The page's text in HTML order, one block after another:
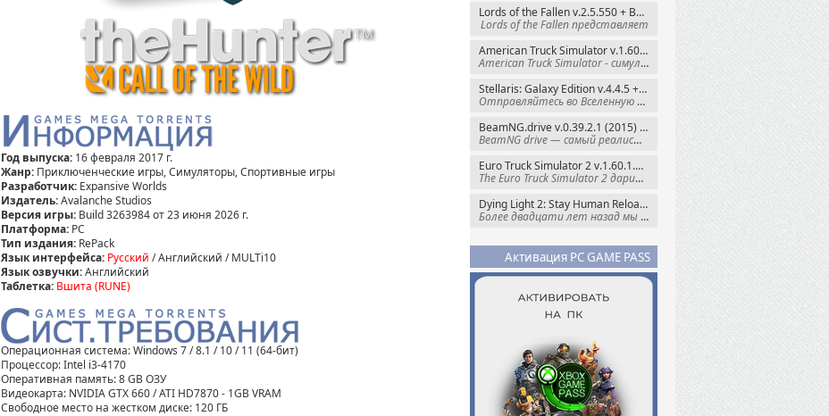
Lords of the Fallen v.2.5.550 + Все DLC (2023) Пиратка
Lords of the Fallen представляет
American Truck Simulator v.1.60.1.8s + Все DLC (2016) Пиратка
American Truck Simulator - симулятор
Stellaris: Galaxy Edition v.4.4.5 + Все DLC (2016) Пиратка
Отправляйтесь во Вселенную полную чудес и
BeamNG.drive v.0.39.2.1 (2015) RePack
BeamNG drive — самый реалистичный
Euro Truck Simulator 2 v.1.60.1.7s + Все DLC (2012) Пиратка
The Euro Truck Simulator 2 дарит вам опыт
Dying Light 2: Stay Human Reloaded Edition v.1.28.3 + Все DLC (2022) RePack
Более двадцати лет назад мы пытались
Активация PC GAME PASS
Год выпуска: 16 февраля 2017 г.
Жанр: Приключенческие игры, Симуляторы, Спортивные игры
Разработчик: Expansive Worlds
Издатель:Avalanche Studios
Версия игры: Build 3263984 от 23 июня 2026 г.
Платформа: PC
Тип издания: RePack
Язык интерфейса: Русский / Английский / MULTi10
Язык озвучки:Английский
Таблетка: Вшита (RUNE)
Операционная система: Windows 7 / 8.1 / 10 / 11 (64-бит)
Процессор: Intel i3-4170
Оперативная память: 8 GB ОЗУ
Видеокарта: NVIDIA GTX 660 / ATI HD7870 - 1GB VRAM
Свободное место на жестком диске: 120 ГБ